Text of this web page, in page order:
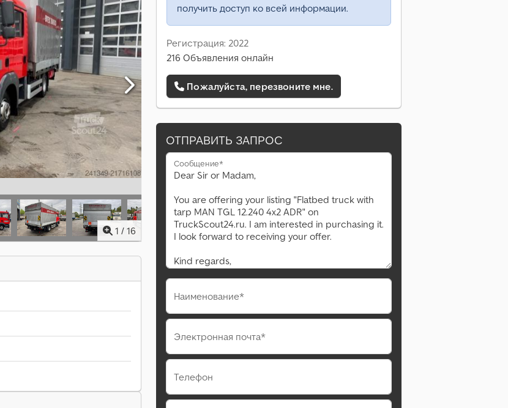
1 / 16
получить доступ ко всей информации.
Регистрация: 2022
216 Объявления онлайн
Пожалуйста, перезвоните мне.
ОТПРАВИТЬ ЗАПРОС
Сообщение*
Наименование*
Электронная почта*
Телефон